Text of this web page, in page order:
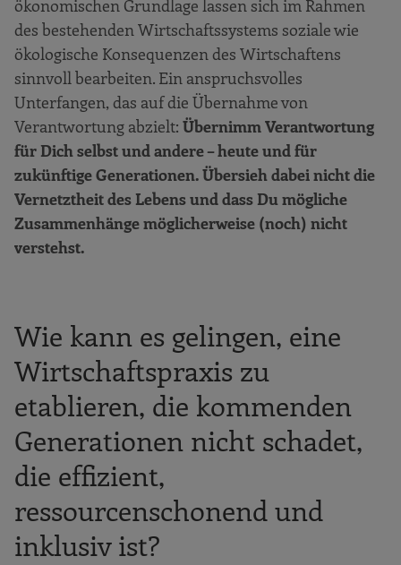
ökonomischen Grundlage lassen sich im Rahmen
des bestehenden Wirtschaftssystems soziale wie
ökologische Konsequenzen des Wirtschaftens
sinnvoll bearbeiten. Ein anspruchsvolles
Unterfangen, das auf die Übernahme von
Verantwortung abzielt: Übernimm Verantwortung
für Dich selbst und andere – heute und für
zukünftige Generationen. Übersieh dabei nicht die
Vernetztheit des Lebens und dass Du mögliche
Zusammenhänge möglicherweise (noch) nicht
verstehst.
Wie kann es gelingen, eine
Wirtschaftspraxis zu
etablieren, die kommenden
Generationen nicht schadet,
die effizient,
ressourcenschonend und
inklusiv ist?